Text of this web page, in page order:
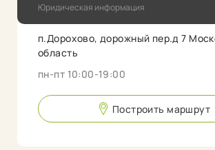
Юридическая информация
п.Дорохово, дорожный пер.д 7
область
пн-пт 10:00-19:00
Построить маршрут